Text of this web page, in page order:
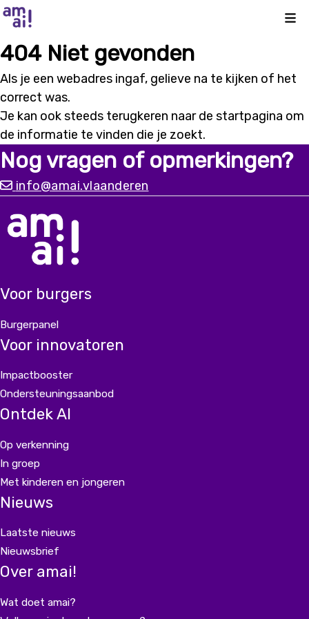
404 Niet gevonden
Als je een webadres ingaf, gelieve na te kijken of het
correct was.
Je kan ook steeds terugkeren naar de startpagina om
de informatie te vinden die je zoekt.
Nog vragen of opmerkingen?
info@amai.vlaanderen
Voor burgers
Burgerpanel
Voor innovatoren
Impactbooster
Ondersteuningsaanbod
Ontdek AI
Op verkenning
In groep
Met kinderen en jongeren
Nieuws
Laatste nieuws
Nieuwsbrief
Over amai!
Wat doet amai?